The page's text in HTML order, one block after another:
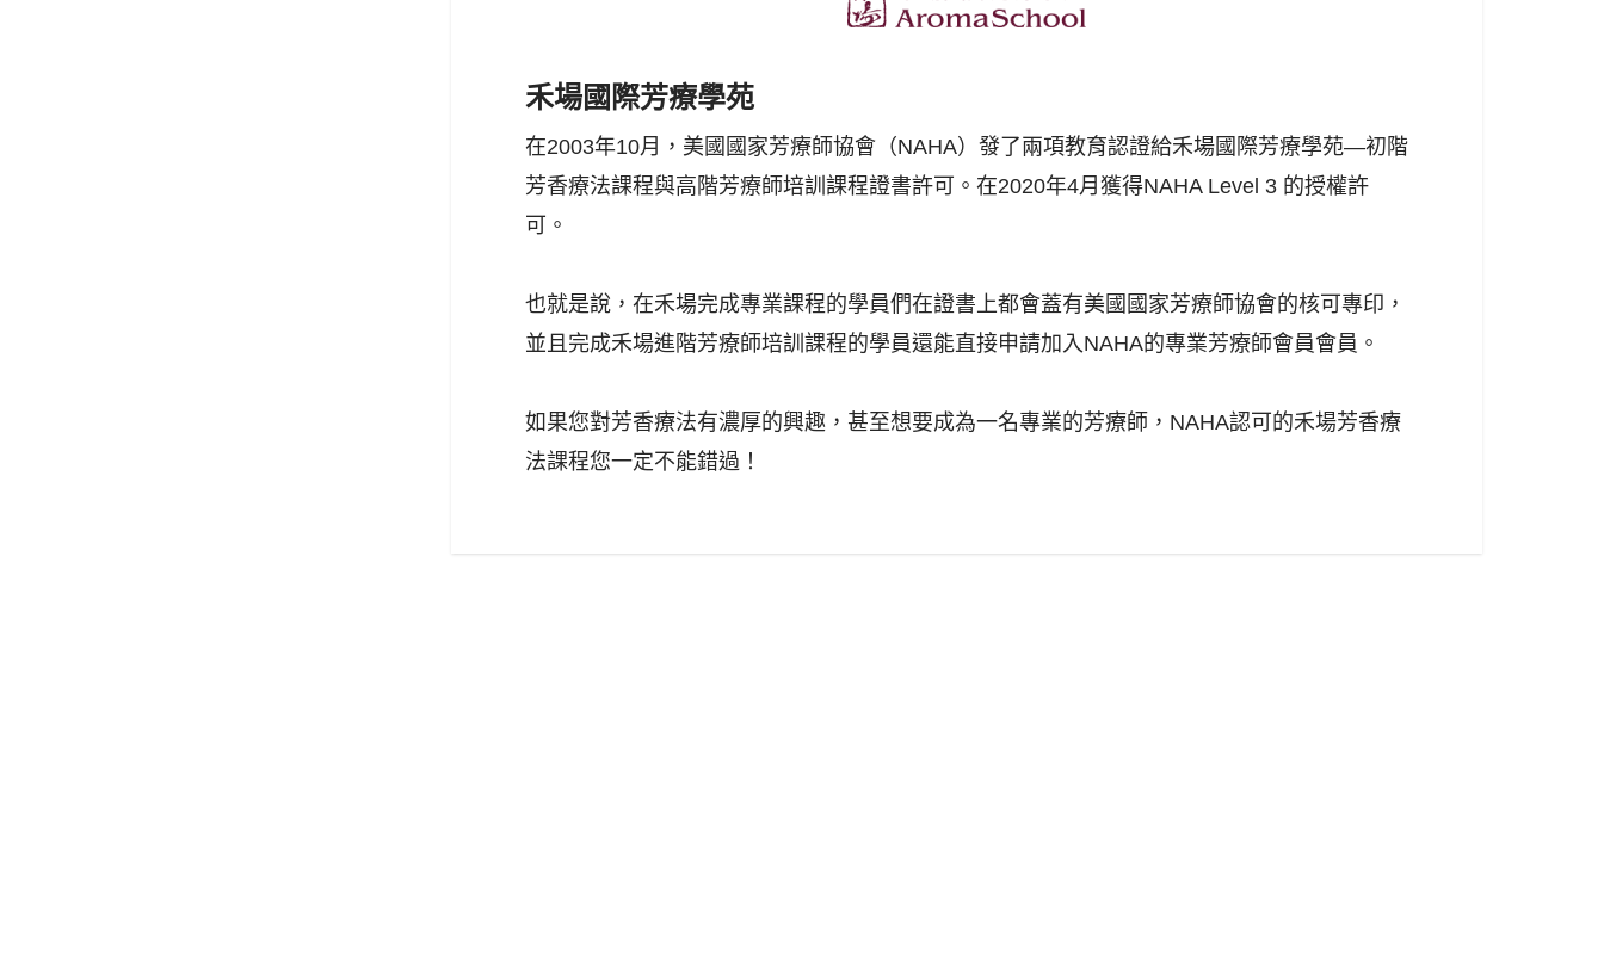
禾場國際芳療學苑
在2003年10月，美國國家芳療師協會（NAHA）發了兩項教育認證給禾場國際芳療學苑—初階
芳香療法課程與高階芳療師培訓課程證書許可。在2020年4月獲得NAHA Level 3 的授權許
可。
也就是說，在禾場完成專業課程的學員們在證書上都會蓋有美國國家芳療師協會的核可專印，
並且完成禾場進階芳療師培訓課程的學員還能直接申請加入NAHA的專業芳療師會員會員。
如果您對芳香療法有濃厚的興趣，甚至想要成為一名專業的芳療師，NAHA認可的禾場芳香療
法課程您一定不能錯過！